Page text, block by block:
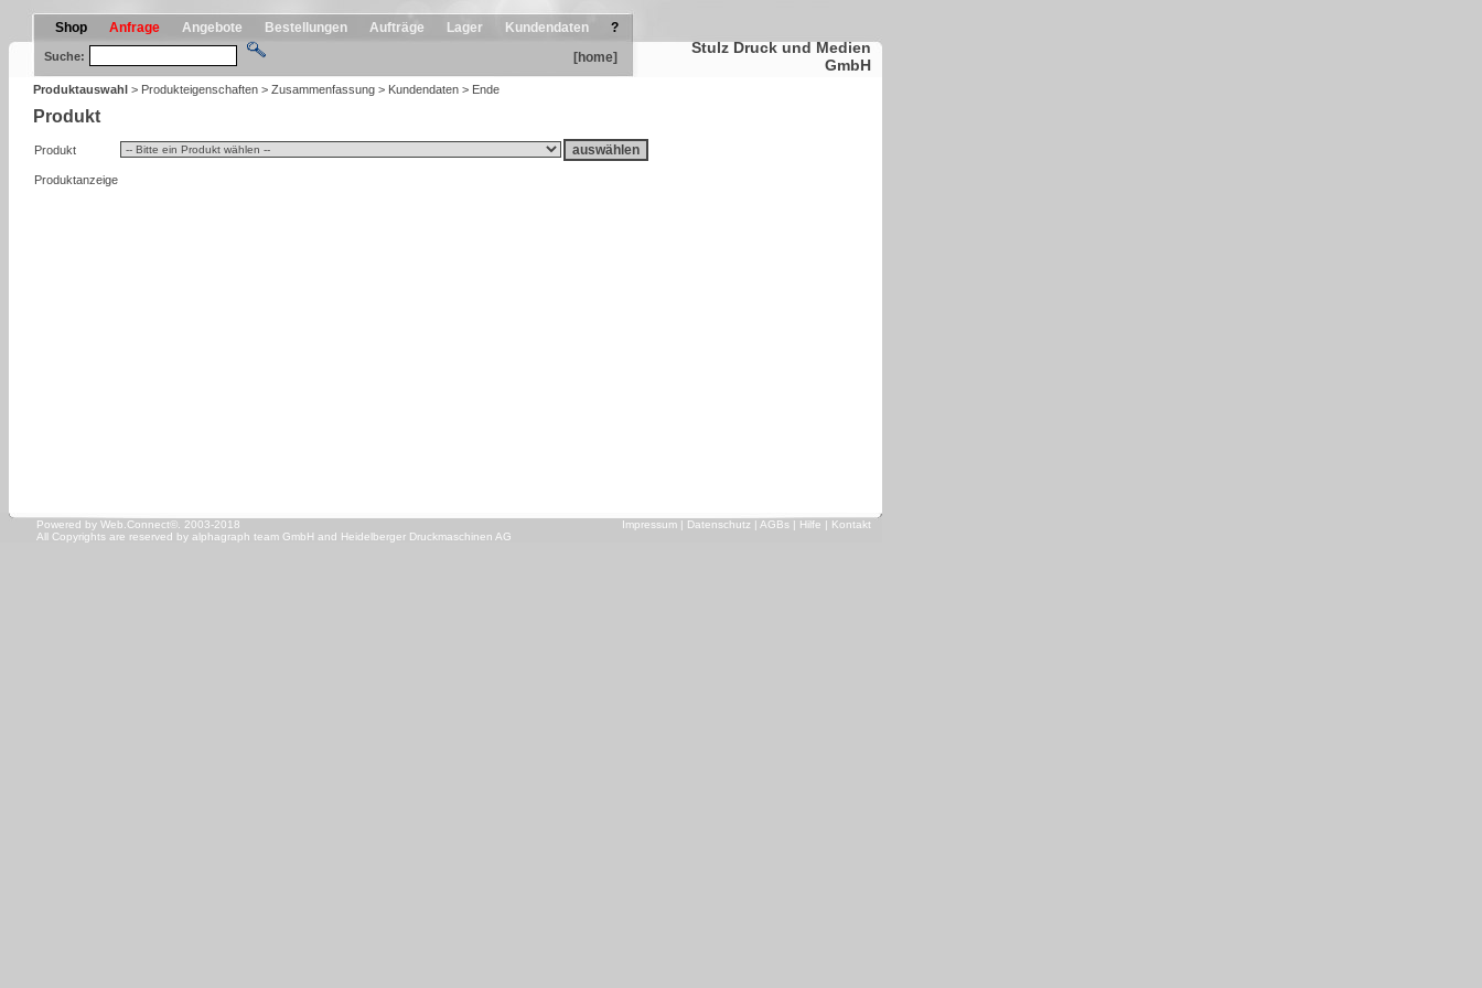
Stulz Druck und Medien
GmbH
Shop Anfrage Angebote Bestellungen Aufträge Lager Kundendaten
?
[home]
Suche:
Produktauswahl > Produkteigenschaften > Zusammenfassung > Kundendaten > Ende
Produkt
Produkt auswählen
Produktanzeige
Impressum | Datenschutz | AGBs | Hilfe | Kontakt
Powered by Web.Connect©. 2003-2018
All Copyrights are reserved by alphagraph team GmbH and Heidelberger Druckmaschinen AG